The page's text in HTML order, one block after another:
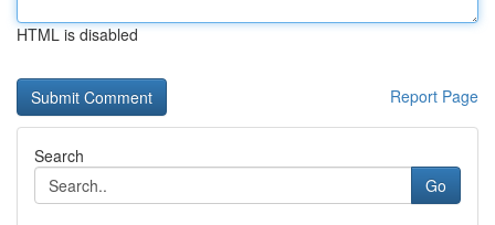
HTML is disabled
Report Page
Search
Go